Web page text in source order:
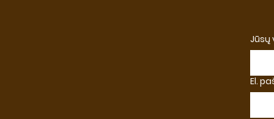
Jūsų
El.